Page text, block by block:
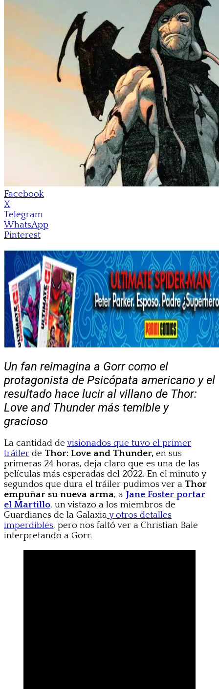
Facebook
X
Telegram
WhatsApp
Pinterest
Un fan reimagina a Gorr como el
protagonista de Psicópata americano y el
resultado hace lucir al villano de Thor:
Love and Thunder más temible y
gracioso
La cantidad de visionados que tuvo el primer
tráiler de Thor: Love and Thunder, en sus
primeras 24 horas, deja claro que es una de las
películas más esperadas del 2022. En el minuto y
segundos que dura el tráiler pudimos ver a Thor
empuñar su nueva arma, a Jane Foster portar
el Martillo, un vistazo a los miembros de
Guardianes de la Galaxiay otros detalles
imperdibles, pero nos faltó ver a Christian Bale
interpretando a Gorr.